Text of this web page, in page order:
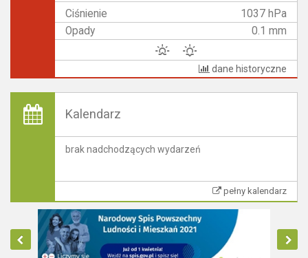
Ciśnienie
1037 hPa
Opady
0.1 mm
dane historyczne
Kalendarz
brak nadchodzących wydarzeń
pełny kalendarz